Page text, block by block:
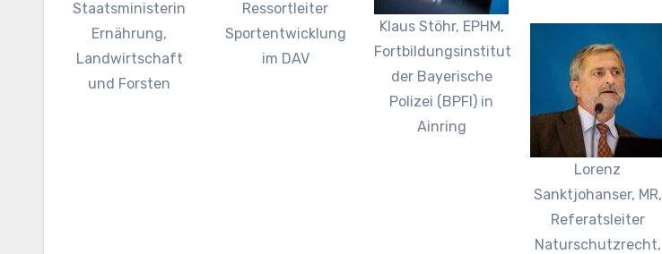
Staatsministerin
Ernährung,
Landwirtschaft
und Forsten
Ressortleiter
Sportentwicklung
im DAV
Klaus Stöhr, EPHM,
Fortbildungsinstitut
der Bayerische
Polizei (BPFI) in
Ainring
Lorenz
Sanktjohanser, MR,
Referatsleiter
Naturschutzrecht,